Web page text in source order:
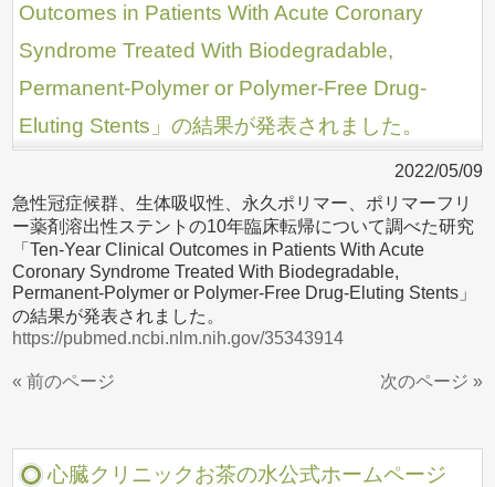
Outcomes in Patients With Acute Coronary
Syndrome Treated With Biodegradable,
Permanent-Polymer or Polymer-Free Drug-
Eluting Stents」の結果が発表されました。
2022/05/09
急性冠症候群、生体吸収性、永久ポリマー、ポリマーフリ
ー薬剤溶出性ステントの10年臨床転帰について調べた研究
「Ten-Year Clinical Outcomes in Patients With Acute
Coronary Syndrome Treated With Biodegradable,
Permanent-Polymer or Polymer-Free Drug-Eluting Stents」
の結果が発表されました。
https://pubmed.ncbi.nlm.nih.gov/35343914
« 前のページ 次のページ »
心臓クリニックお茶の水公式ホームページ